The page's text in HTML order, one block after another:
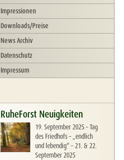
Impressionen
Downloads/Preise
News Archiv
Datenschutz
Impressum
RuheForst Neuigkeiten
19. September 2025–Tag
des Friedhofs – „endlich
und lebendig“ – 21. & 22.
September 2025